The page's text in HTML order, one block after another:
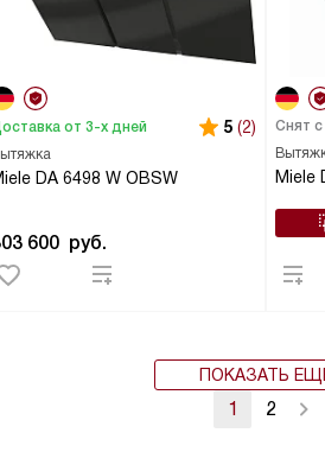
DA 6498 W OBSW
от 3-х дней 5 (2)
600 руб.
Miele
Снят
ПОКАЗАТЬ
1 2